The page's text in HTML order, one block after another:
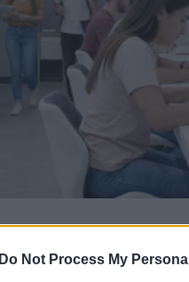
Do Not Process My Personal